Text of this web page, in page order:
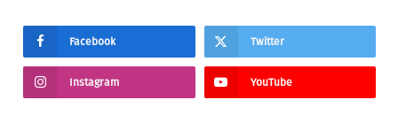
Facebook Twitter
Instagram YouTube